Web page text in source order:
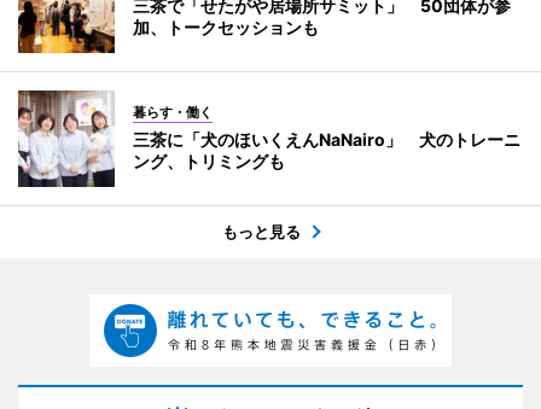
三茶で「せたがや居場所サミット」 50団体が参
加、トークセッションも
暮らす・働く
三茶に「犬のほいくえんNaNairo」 犬のトレーニ
ング、トリミングも
もっと見る